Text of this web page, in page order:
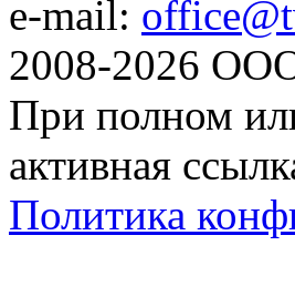
e-mail:
2008-2026
При полном
активная
Политика